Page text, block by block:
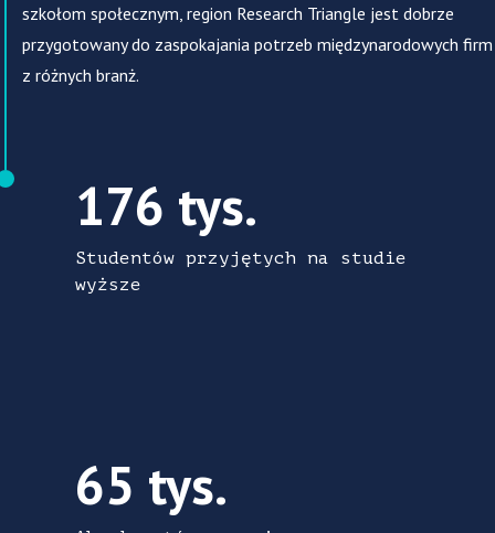
szkołom społecznym, region Research Triangle jest dobrze
przygotowany do zaspokajania potrzeb międzynarodowych firm
z różnych branż.
176 tys.
Studentów przyjętych na studie
wyższe
176 tys. Studentów przyjętych na studie
65 tys.
65 tys. Absolwentów rocznie